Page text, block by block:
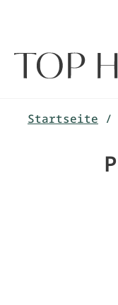
Startseite /